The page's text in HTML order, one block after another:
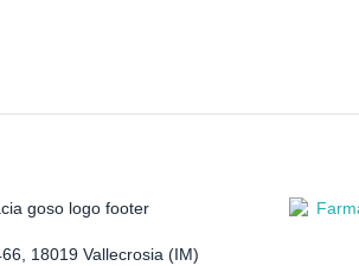
18019 Vallecrosia (IM)